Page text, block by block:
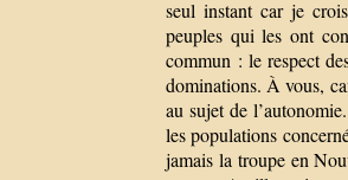
seul instant car je
peuples qui les ont
commun : le respect
dominations. À vous,
au sujet de
les populations
jamais la troupe en